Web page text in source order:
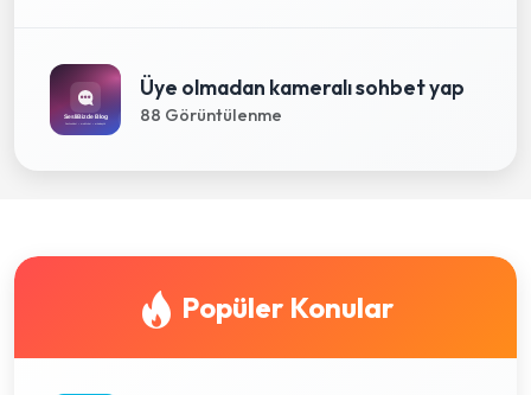
Üye olmadan kameralı sohbet yap
88 Görüntülenme
Popüler Konular